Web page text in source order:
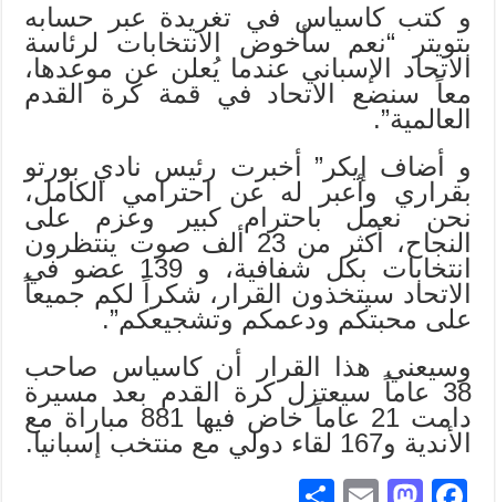
و كتب كاسياس في تغريدة عبر حسابه
بتويتر “نعم سأخوض الانتخابات لرئاسة
الاتحاد الإسباني عندما يُعلن عن موعدها،
معاً سنضع الاتحاد في قمة كرة القدم
العالمية”.
و أضاف إيكر” أخبرت رئيس نادي بورتو
بقراري وأعبر له عن احترامي الكامل،
نحن نعمل باحترام كبير وعزم على
النجاح، أكثر من 23 ألف صوت ينتظرون
انتخابات بكل شفافية، و 139 عضو في
الاتحاد سيتخذون القرار، شكراً لكم جميعاً
على محبتكم ودعمكم وتشجيعكم”.
وسيعني هذا القرار أن كاسياس صاحب
38 عاماً سيعتزل كرة القدم بعد مسيرة
دامت 21 عاماً خاض فيها 881 مباراة مع
الأندية و167 لقاء دولي مع منتخب إسبانيا.